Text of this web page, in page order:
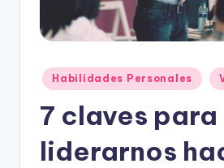
Publicado
en
Habilidades Personales
7 claves para
liderarnos